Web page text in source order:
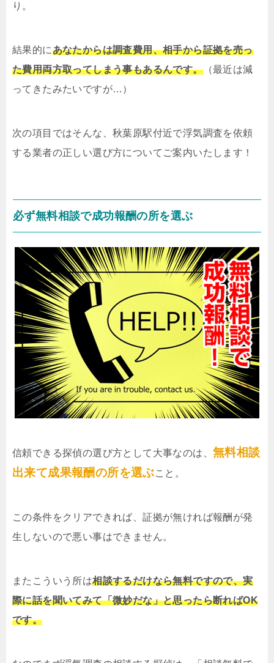
り。
結果的にあなたからは調査費用、相手から証拠を売っ
た費用両方取ってしまう事もあるんです。（最近は減
ってきたみたいですが…）
次の項目ではそんな、秋葉原駅付近で浮気調査を依頼
する業者の正しい選び方についてご案内いたします！
必ず無料相談で成功報酬の所を選ぶ
信頼できる探偵の選び方として大事なのは、 無料相談
出来て成果報酬の所を選ぶこと。
この条件をクリアできれば、証拠が無ければ報酬が発
生しないので悪い事はできません。
またこういう所は相談するだけなら無料ですので、実
際に話を聞いてみて「微妙だな」と思ったら断ればOK
です。